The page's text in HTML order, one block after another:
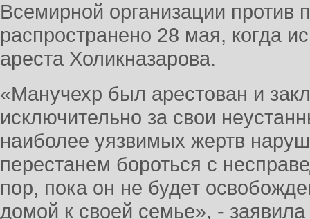
Всемирной организации против
распространено 28 мая, когда
ареста Холикназарова.
«Манучехр был арестован и
исключительно за свои
наиболее уязвимых жертв
перестанем бороться с
пор, пока он не будет
домой к своей семье», -